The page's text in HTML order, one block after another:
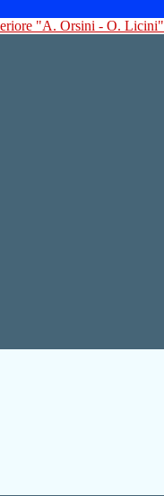
"A. Orsini - O. Licini"